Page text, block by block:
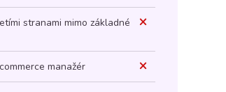
stranami mimo základné
manažér